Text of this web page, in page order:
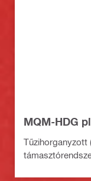
MQM-HDG
Tűzihorganyzott